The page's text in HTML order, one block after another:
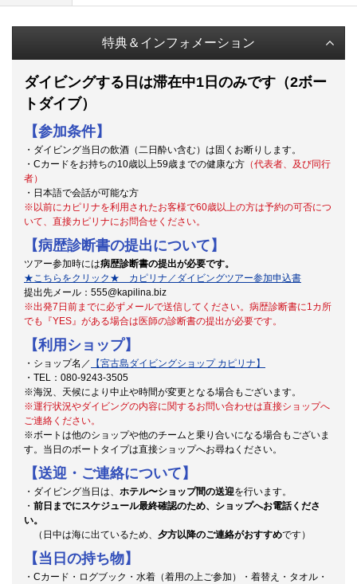
特典＆インフォメーション
ダイビングする日は滞在中1日のみです（2ボー
トダイブ）
【参加条件】
・ダイビング当日の飲酒（二日酔い含む）は固くお断りします。
・Cカードをお持ちの10歳以上59歳までの健康な方 （代表者、及び同行
者）
・日本語で会話が可能な方
※以前にカピリナを利用されたお客様で60歳以上の方は予約の可否につ
いて、直接カピリナにお問合せください。
【病歴診断書の提出について】
ツアー参加時には病歴診断書の提出が必要です。
★こちらをクリック★ カピリナ／ダイビングツアー参加申込書
提出先メール：555@kapilina.biz
※出発7日前までに必ずメールで送信してください。 病歴診断書に1カ所
でも『YES』がある場合は医師の診断書の提出が必要です。
【利用ショップ】
・ショップ名／
【宮古島ダイビングショップ カピリナ】
・TEL：080-9243-3505
※海況、天候により中止や時間が変更となる場合もございます。
※運行状況やダイビングの内容に関するお問い合わせは直接ショップへ
ご連絡ください。
※ボートは他のショップや他のチームと乗り合いになる場合もございま
す。当日のボートタイプは直接ショップへお尋ねください。
【送迎・ご連絡について】
・ダイビング当日は、 ホテル〜ショップ間の送迎を行います。
・ 前日までにスケジュール最終確認のため、ショップへお電話くださ
い。
（日中は海に出ているため、 夕方以降のご連絡がおすすめです）
【当日の持ち物】
・Cカード・ログブック・水着（着用の上ご参加）・着替え・タオル・